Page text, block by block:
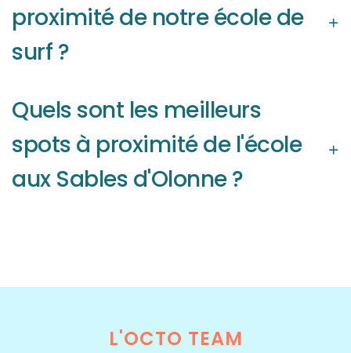
proximité de notre école de
surf ?
Quels sont les meilleurs
spots à proximité de l'école
aux Sables d'Olonne ?
L'OCTO TEAM